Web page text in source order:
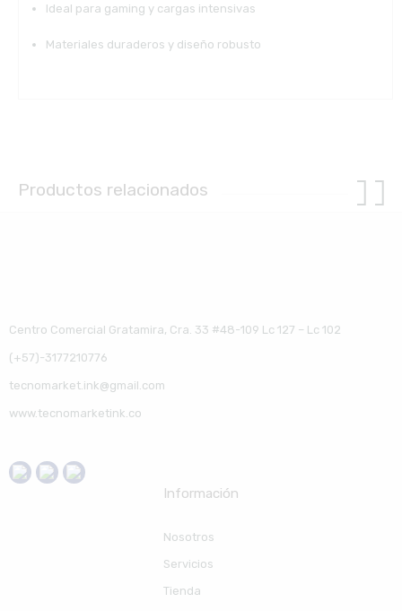
Ideal para gaming y cargas intensivas
Materiales duraderos y diseño robusto
Productos relacionados
Centro Comercial Gratamira, Cra. 33 #48-109 Lc 127 – Lc 102
(+57)-3177210776
tecnomarket.ink@gmail.com
www.tecnomarketink.co
Información
Nosotros
Servicios
Tienda